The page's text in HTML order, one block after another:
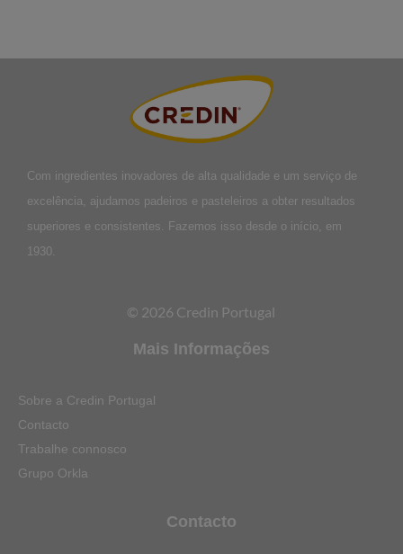
Com ingredientes inovadores de alta qualidade e um serviço de
excelência, ajudamos padeiros e pasteleiros a obter resultados
superiores e consistentes. Fazemos isso desde o início, em
1930.
© 2026 Credin Portugal
Mais Informações
Sobre a Credin Portugal
Contacto
Trabalhe connosco
Grupo Orkla
Contacto